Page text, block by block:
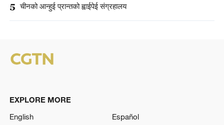
5 चीनको आन्हुई प्रान्तको ह्वाईपेई संग्रहालय
EXPLORE MORE
English
Español